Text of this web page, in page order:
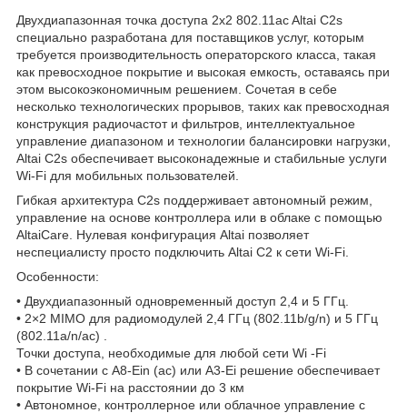
Двухдиапазонная точка доступа 2x2 802.11ac Altai C2s
специально разработана для поставщиков услуг, которым
требуется производительность операторского класса, такая
как превосходное покрытие и высокая емкость, оставаясь при
этом высокоэкономичным решением. Сочетая в себе
несколько технологических прорывов, таких как превосходная
конструкция радиочастот и фильтров, интеллектуальное
управление диапазоном и технологии балансировки нагрузки,
Altai C2s обеспечивает высоконадежные и стабильные услуги
Wi-Fi для мобильных пользователей.
Гибкая архитектура C2s поддерживает автономный режим,
управление на основе контроллера или в облаке с помощью
AltaiCare. Нулевая конфигурация Altai позволяет
неспециалисту просто подключить Altai C2 к сети Wi-Fi.
Особенности:
• Двухдиапазонный одновременный доступ 2,4 и 5 ГГц.
• 2×2 MIMO для радиомодулей 2,4 ГГц (802.11b/g/n) и 5 ГГц
(802.11a/n/ac) .
Точки доступа, необходимые для любой сети Wi -Fi
• В сочетании с A8-Ein (ac) или A3-Ei решение обеспечивает
покрытие Wi-Fi на расстоянии до 3 км
• Автономное, контроллерное или облачное управление с